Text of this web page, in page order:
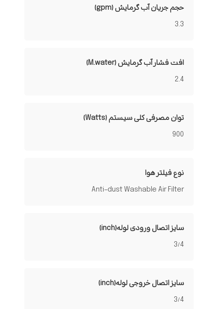
حجم جریان آب گرمایش (gpm)
3.3
افت فشار آب گرمایش (M.water)
2.4
توان مصرفی کلی سیستم (Watts)
900
نوع فیلتر هوا
Anti-dust Washable Air Filter
سایز اتصال ورودی لوله(inch)
3/4
سایز اتصال خروجی لوله(inch)
3/4